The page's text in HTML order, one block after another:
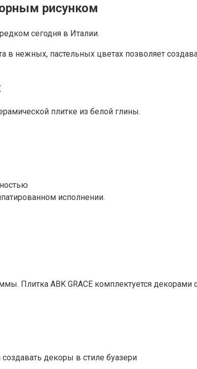
рисунком
сегодня в Италии.
в нежных, пастельных цветах позволяет
плитке из белой глины.
исполнении.
Плитка ABK GRACE комплектуется
декоры в стиле буазери